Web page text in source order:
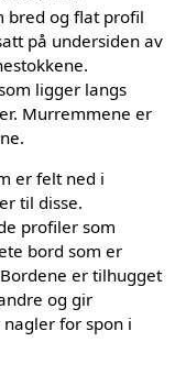
bred og flat profil
på undersiden av
ligger langs
Murremmene er
er felt ned i
til disse.
profiler som
bord som er
er tilhugget
og gir
for spon i